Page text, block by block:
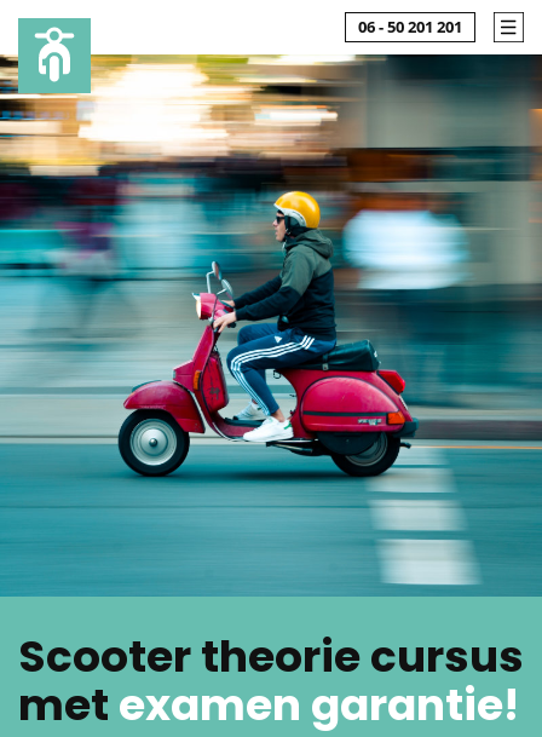
06 - 50 201 201
Scooter theorie cursus
metexamen garantie!